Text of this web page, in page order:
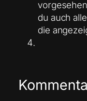
du auch
die